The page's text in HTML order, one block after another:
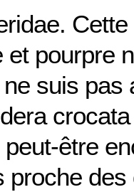
pourpre
suis pas
être
proche des